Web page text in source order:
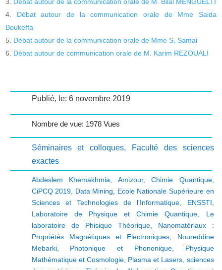
Débat autour de la communication orale de Mme Saida
Boukeffa
Débat autour de la communication orale de Mme S. Samai
Débat autour de communication orale de M. Karim REZOUALI
Publié, le: 6 novembre 2019
Nombre de vue: 1978 Vues
Séminaires et colloques,
Faculté des sciences
exactes
Abdeslem Khemakhmia Amizour, Chimie Quantique,
CiPCQ 2019
Data Mining
Ecole Nationale Supérieure en
Sciences et Technologies de l'Informatique
ENSSTI
Laboratoire de Physique et Chimie Quantique
Le
laboratoire de Phisique Théorique, Nanomatériaux :
Propriétés Magnétiques et Electroniques
Noureddine
Mebarki, Photonique et Phononique, Physique
Mathématique et Cosmologie, Plasma et Lasers sciences